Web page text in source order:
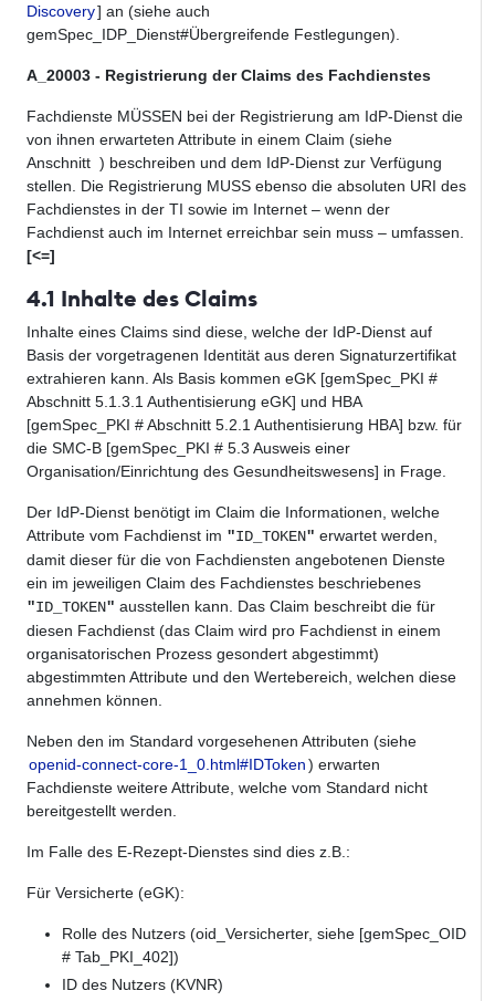
Discovery] an (siehe auch
gemSpec_IDP_Dienst#Übergreifende Festlegungen).
A_20003 - Registrierung der Claims des Fachdienstes
Fachdienste MÜSSEN bei der Registrierung am IdP-Dienst die
von ihnen erwarteten Attribute in einem Claim (siehe
Anschnitt ) beschreiben und dem IdP-Dienst zur Verfügung
stellen. Die Registrierung MUSS ebenso die absoluten URI des
Fachdienstes in der TI sowie im Internet – wenn der
Fachdienst auch im Internet erreichbar sein muss – umfassen.
[<=]
4.1 Inhalte des Claims
Inhalte eines Claims sind diese, welche der IdP-Dienst auf
Basis der vorgetragenen Identität aus deren Signaturzertifikat
extrahieren kann. Als Basis kommen eGK [gemSpec_PKI #
Abschnitt 5.1.3.1 Authentisierung eGK] und HBA
[gemSpec_PKI # Abschnitt 5.2.1 Authentisierung HBA] bzw. für
die SMC-B [gemSpec_PKI # 5.3 Ausweis einer
Organisation/Einrichtung des Gesundheitswesens] in Frage.
Der IdP-Dienst benötigt im Claim die Informationen, welche
Attribute vom Fachdienst im "ID_TOKEN" erwartet werden,
damit dieser für die von Fachdiensten angebotenen Dienste
ein im jeweiligen Claim des Fachdienstes beschriebenes
"ID_TOKEN" ausstellen kann. Das Claim beschreibt die für
diesen Fachdienst (das Claim wird pro Fachdienst in einem
organisatorischen Prozess gesondert abgestimmt)
abgestimmten Attribute und den Wertebereich, welchen diese
annehmen können.
Neben den im Standard vorgesehenen Attributen (siehe
openid-connect-core-1_0.html#IDToken) erwarten
Fachdienste weitere Attribute, welche vom Standard nicht
bereitgestellt werden.
Im Falle des E-Rezept-Dienstes sind dies z.B.:
Für Versicherte (eGK):
Rolle des Nutzers (oid_Versicherter, siehe [gemSpec_OID
# Tab_PKI_402])
ID des Nutzers (KVNR)